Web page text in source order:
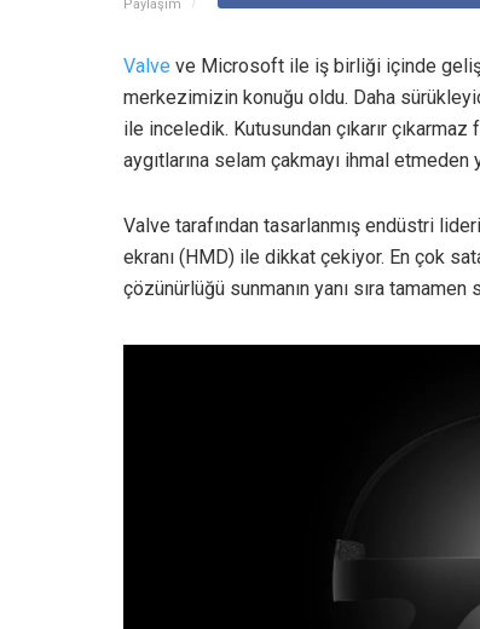
Paylaşım
Valve ve Microsoft ile iş birliği içinde
merkezimizin konuğu oldu. Daha
ile inceledik. Kutusundan çıkarır
aygıtlarına selam çakmayı ihmal
Valve tarafından tasarlanmış endüstri
ekranı (HMD) ile dikkat çekiyor. En çok
çözünürlüğü sunmanın yanı sıra